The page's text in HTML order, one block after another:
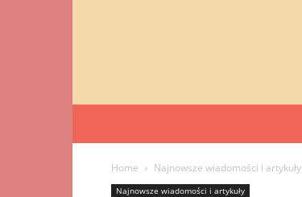
Home Najnowsze wiadomości i artykuły
Najnowsze wiadomości i artykuły